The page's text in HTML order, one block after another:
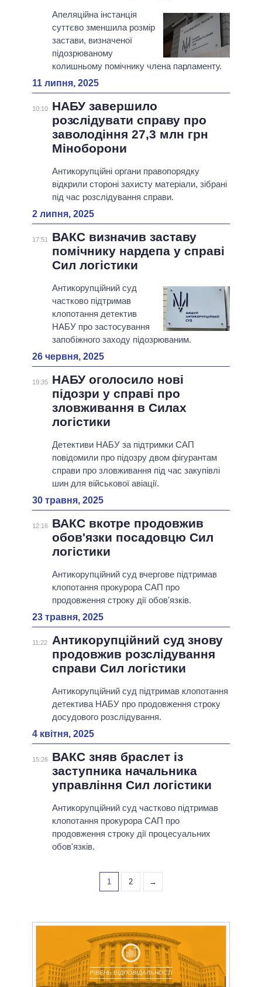
Апеляційна інстанція
суттєво зменшила розмір
застави, визначеної
підозрюваному
колишньому помічнику члена парламенту.
11 липня, 2025
10:10
НАБУ завершило
розслідувати справу про
заволодіння 27,3 млн грн
Міноборони
Антикорупційні органи правопорядку
відкрили стороні захисту матеріали, зібрані
під час розслідування справи.
2 липня, 2025
17:51
ВАКС визначив заставу
помічнику нардепа у справі
Сил логістики
Антикорупційний суд
частково підтримав
клопотання детектив
НАБУ про застосування
запобіжного заходу підозрюваним.
26 червня, 2025
19:35
НАБУ оголосило нові
підозри у справі про
зловживання в Силах
логістики
Детективи НАБУ за підтримки САП
повідомили про підозру двом фігурантам
справи про зловживання під час закупівлі
шин для військової авіації.
30 травня, 2025
12:16
ВАКС вкотре продовжив
обов'язки посадовцю Сил
логістики
Антикорупційний суд вчергове підтримав
клопотання прокурора САП про
продовження строку дії обов'язків.
23 травня, 2025
11:22
Антикорупційний суд знову
продовжив розслідування
справи Сил логістики
Антикорупційний суд підтримав клопотання
детектива НАБУ про продовження строку
досудового розслідування.
4 квітня, 2025
15:26
ВАКС зняв браслет із
заступника начальника
управління Сил логістики
Антикорупційний суд частково підтримав
клопотання прокурора САП про
продовження строку дії процесуальних
обов'язків.
1 2 →
РІВЕНЬ ВІДПОВІДАЛЬНОСТІ